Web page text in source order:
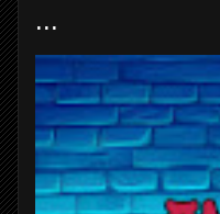
...